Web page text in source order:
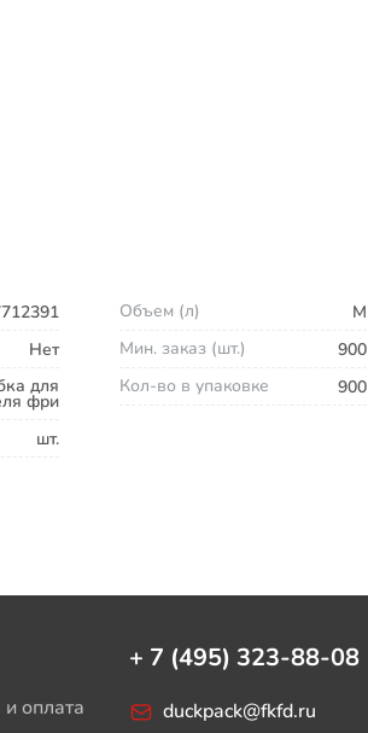
Нет
для
фри
шт.
Объем (л)
M
Мин. заказ (шт.)
900
Кол-во в упаковке
900
оплата
+ 7 (495) 323-88-08
duckpack@fkfd.ru